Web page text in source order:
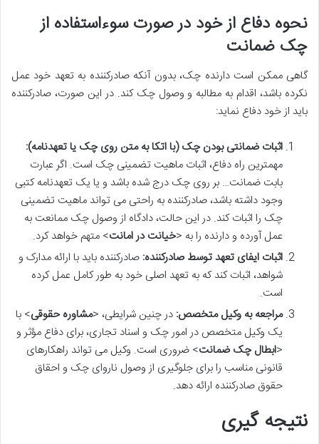
نحوه دفاع از خود در صورت سوءاستفاده از
چک ضمانت
گاهی ممکن است دارنده چک، بدون آنکه صادرکننده به تعهد خود عمل
نکرده باشد، اقدام به مطالبه و وصول چک کند. در این صورت، صادرکننده
باید از خود دفاع نماید:
اثبات ضمانتی بودن چک (با اتکا به متن روی چک یا تعهدنامه):
مهمترین راه دفاع، اثبات ماهیت تضمینی چک است. اگر عبارت
بابت ضمانت… بر روی چک درج شده باشد و یا یک تعهدنامه کتبی
وجود داشته باشد، صادرکننده به راحتی می تواند ماهیت تضمینی
چک را اثبات کند. در این حالت، دادگاه از وصول چک ممانعت به
عمل آورده و دارنده را به <خیانت در امانت> متهم خواهد کرد.
اثبات ایفای تعهد توسط صادرکننده: صادرکننده باید با ارائه مدارک و
شواهد، اثبات کند که به تعهد اصلی خود به طور کامل عمل کرده
است.
مراجعه به وکیل متخصص: در چنین شرایطی، <مشاوره حقوقی> با
یک وکیل متخصص در امور چک و اسناد تجاری، برای دفاع مؤثر و
<ابطال چک ضمانت> ضروری است. وکیل می تواند راهکارهای
قانونی مناسب را برای جلوگیری از وصول ناروای چک و احقاق
حقوق صادرکننده ارائه دهد.
نتیجه گیری